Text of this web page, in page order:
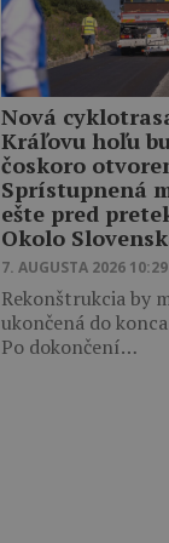
Nová
Kráľovu hoľu
čoskoro
Sprístupnená
ešte pred
Okolo
7. AUGUSTA 2026 10:29
Rekonštrukcia by
ukončená do
Po dokončení…